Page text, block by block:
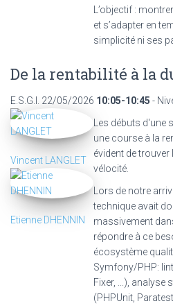
L’objectif :
et s’adapter en
simplicité ni ses
De la rentabilité à la
E.S.G.I. 22/05/2026 10:05-10:45 -
Les débuts
une course à la
évident de trouver
vélocité.
Lors de notre
technique avait
massivement
répondre à ce
écosystème
Symfony/PHP:
Fixer, ...), analyse
(PHPUnit,
Vincent LANGLET
Etienne DHENNIN